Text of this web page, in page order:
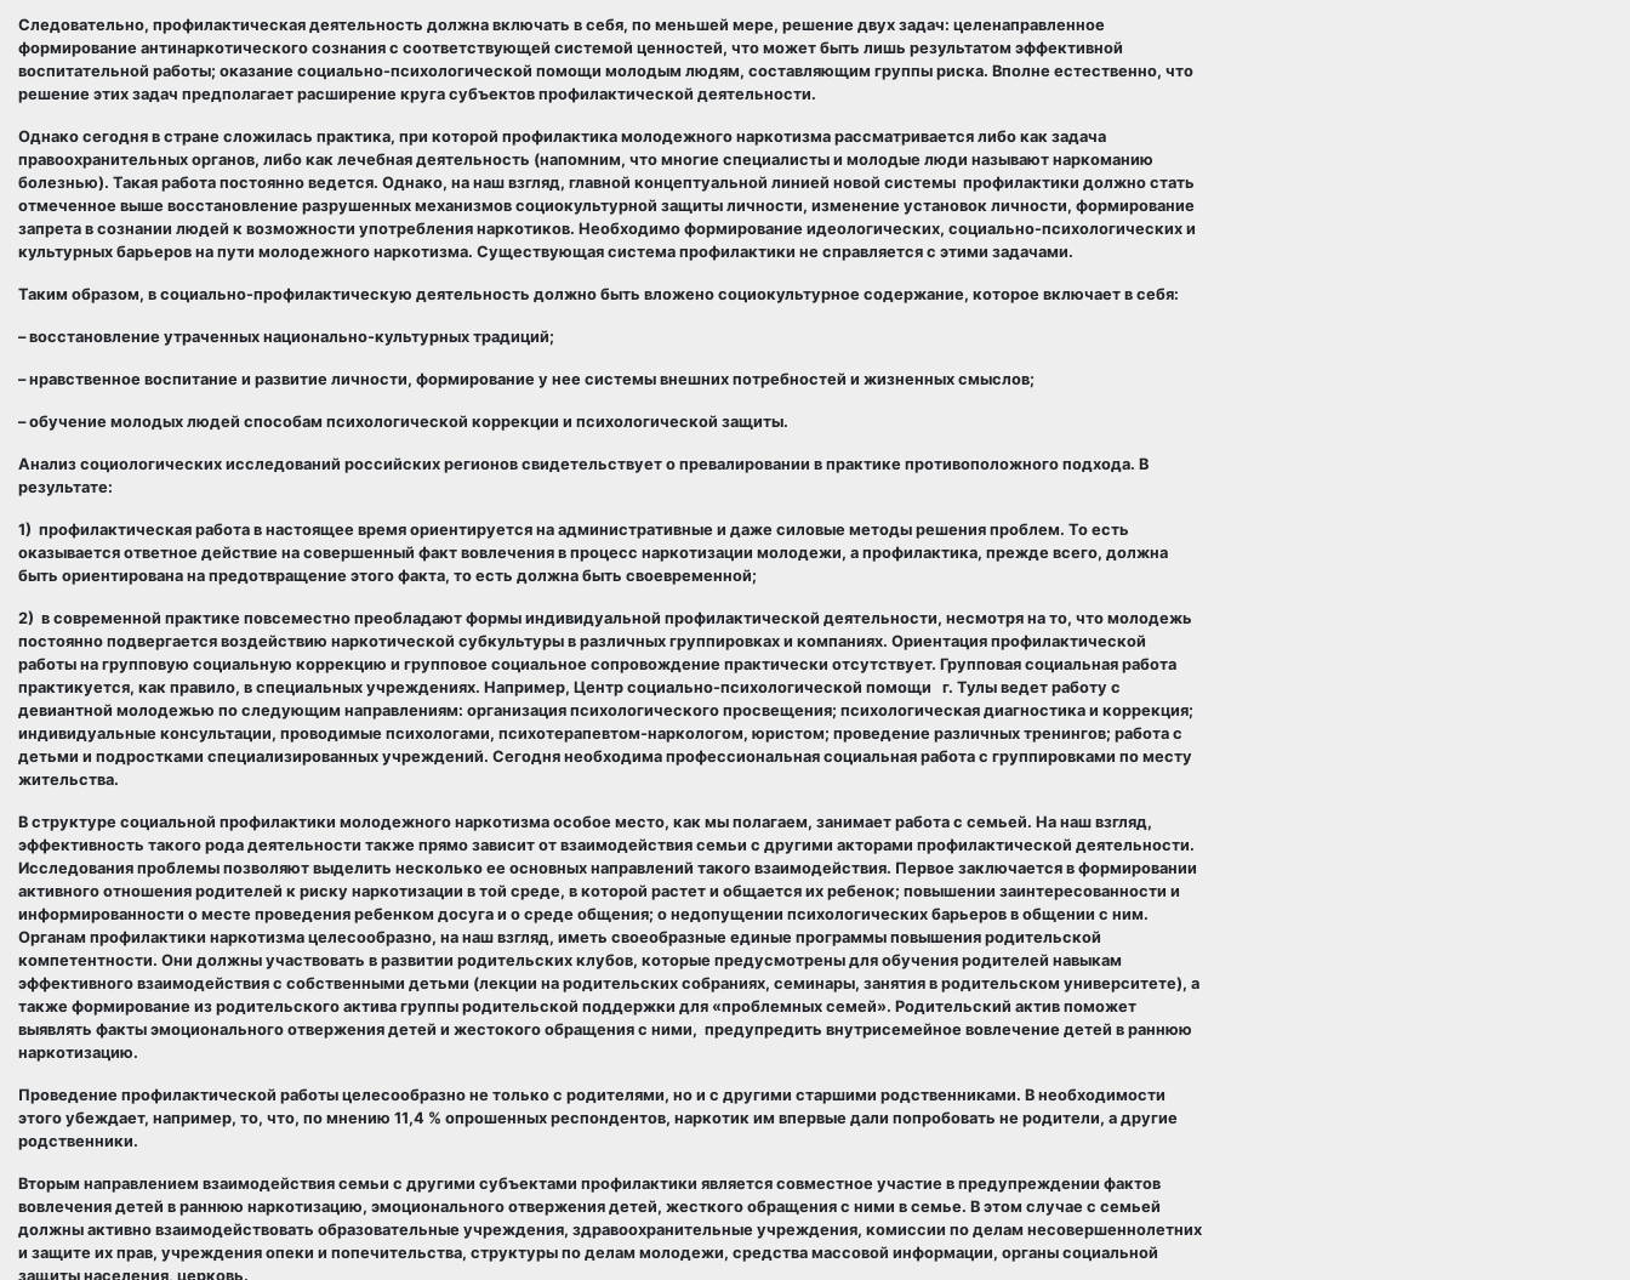
Следовательно, профилактическая деятельность должна включать в себя, по меньшей мере, решение двух задач: целенаправленное
формирование антинаркотического сознания с соответствующей системой ценностей, что может быть лишь результатом эффективной
воспитательной работы; оказание социально-психологической помощи молодым людям, составляющим группы риска. Вполне естественно, что
решение этих задач предполагает расширение круга субъектов профилактической деятельности.
Однако сегодня в стране сложилась практика, при которой профилактика молодежного наркотизма рассматривается либо как задача
правоохранительных органов, либо как лечебная деятельность (напомним, что многие специалисты и молодые люди называют наркоманию
болезнью). Такая работа постоянно ведется. Однако, на наш взгляд, главной концептуальной линией новой системы профилактики должно стать
отмеченное выше восстановление разрушенных механизмов социокультурной защиты личности, изменение установок личности, формирование
запрета в сознании людей к возможности употребления наркотиков. Необходимо формирование идеологических, социально-психологических и
культурных барьеров на пути молодежного наркотизма. Существующая система профилактики не справляется с этими задачами.
Таким образом, в социально-профилактическую деятельность должно быть вложено социокультурное содержание, которое включает в себя:
– восстановление утраченных национально-культурных традиций;
– нравственное воспитание и развитие личности, формирование у нее системы внешних потребностей и жизненных смыслов;
– обучение молодых людей способам психологической коррекции и психологической защиты.
Анализ социологических исследований российских регионов свидетельствует о превалировании в практике противоположного подхода. В
результате:
1) профилактическая работа в настоящее время ориентируется на административные и даже силовые методы решения проблем. То есть
оказывается ответное действие на совершенный факт вовлечения в процесс наркотизации молодежи, а профилактика, прежде всего, должна
быть ориентирована на предотвращение этого факта, то есть должна быть своевременной;
2) в современной практике повсеместно преобладают формы индивидуальной профилактической деятельности, несмотря на то, что молодежь
постоянно подвергается воздействию наркотической субкультуры в различных группировках и компаниях. Ориентация профилактической
работы на групповую социальную коррекцию и групповое социальное сопровождение практически отсутствует. Групповая социальная работа
практикуется, как правило, в специальных учреждениях. Например, Центр социально-психологической помощи г. Тулы ведет работу с
девиантной молодежью по следующим направлениям: организация психологического просвещения; психологическая диагностика и коррекция;
индивидуальные консультации, проводимые психологами, психотерапевтом-наркологом, юристом; проведение различных тренингов; работа с
детьми и подростками специализированных учреждений. Сегодня необходима профессиональная социальная работа с группировками по месту
жительства.
В структуре социальной профилактики молодежного наркотизма особое место, как мы полагаем, занимает работа с семьей. На наш взгляд,
эффективность такого рода деятельности также прямо зависит от взаимодействия семьи с другими акторами профилактической деятельности.
Исследования проблемы позволяют выделить несколько ее основных направлений такого взаимодействия. Первое заключается в формировании
активного отношения родителей к риску наркотизации в той среде, в которой растет и общается их ребенок; повышении заинтересованности и
информированности о месте проведения ребенком досуга и о среде общения; о недопущении психологических барьеров в общении с ним.
Органам профилактики наркотизма целесообразно, на наш взгляд, иметь своеобразные единые программы повышения родительской
компетентности. Они должны участвовать в развитии родительских клубов, которые предусмотрены для обучения родителей навыкам
эффективного взаимодействия с собственными детьми (лекции на родительских собраниях, семинары, занятия в родительском университете), а
также формирование из родительского актива группы родительской поддержки для «проблемных семей». Родительский актив поможет
выявлять факты эмоционального отвержения детей и жестокого обращения с ними, предупредить внутрисемейное вовлечение детей в раннюю
наркотизацию.
Проведение профилактической работы целесообразно не только с родителями, но и с другими старшими родственниками. В необходимости
этого убеждает, например, то, что, по мнению 11,4 % опрошенных респондентов, наркотик им впервые дали попробовать не родители, а другие
родственники.
Вторым направлением взаимодействия семьи с другими субъектами профилактики является совместное участие в предупреждении фактов
вовлечения детей в раннюю наркотизацию, эмоционального отвержения детей, жесткого обращения с ними в семье. В этом случае с семьей
должны активно взаимодействовать образовательные учреждения, здравоохранительные учреждения, комиссии по делам несовершеннолетних
и защите их прав, учреждения опеки и попечительства, структуры по делам молодежи, средства массовой информации, органы социальной
защиты населения, церковь.